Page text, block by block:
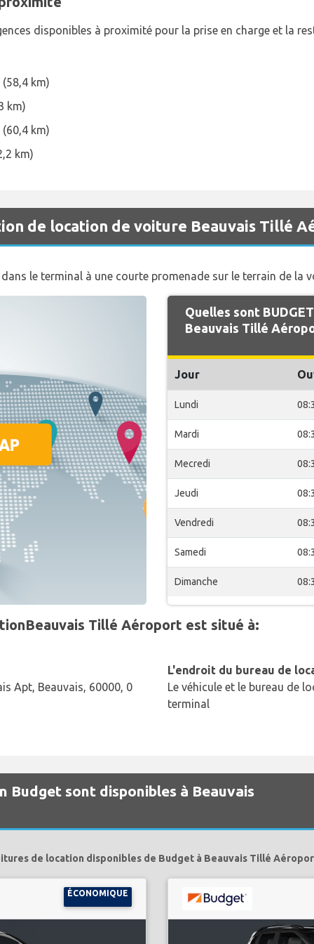
disponibles à proximité pour la prise en charge et la
km)
km)
km)
km)
de location de voiture Beauvais Tillé
le terminal à une courte promenade sur le terrain de la
Quelles sont
Beauvais Tillé
Jour
Lundi
Mardi
Mecredi
Jeudi
Vendredi
Samedi
Dimanche
Tillé Aéroport est situé à:
Apt, Beauvais, 60000, 0
L'endroit du bureau de
Le véhicule et le bureau de
terminal
Budget sont disponibles à Beauvais
de location disponibles de Budget à Beauvais Tillé
ÉCONOMIQUE